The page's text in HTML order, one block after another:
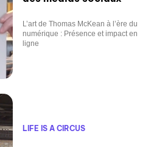
L’art de Thomas McKean à l’ère du
numérique : Présence et impact en
ligne
LIFE IS A CIRCUS